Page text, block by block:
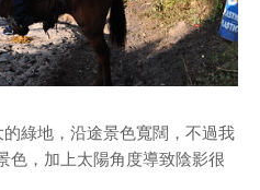
綠地，沿途景色寬闊，不過我
色，加上太陽角度導致陰影很